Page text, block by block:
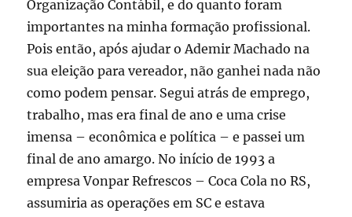
Organização Contábil, e do quanto foram
importantes na minha formação profissional.
Pois então, após ajudar o Ademir Machado na
sua eleição para vereador, não ganhei nada não
como podem pensar. Segui atrás de emprego,
trabalho, mas era final de ano e uma crise
imensa – econômica e política – e passei um
final de ano amargo. No início de 1993 a
empresa Vonpar Refrescos – Coca Cola no RS,
assumiria as operações em SC e estava